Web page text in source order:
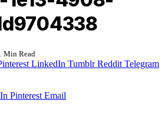
Min Read
LinkedIn Tumblr Reddit Telegram
Pinterest Email